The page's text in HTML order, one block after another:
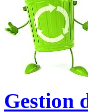
Gestion